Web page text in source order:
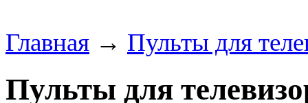
Главная → Пульты для
Пульты для